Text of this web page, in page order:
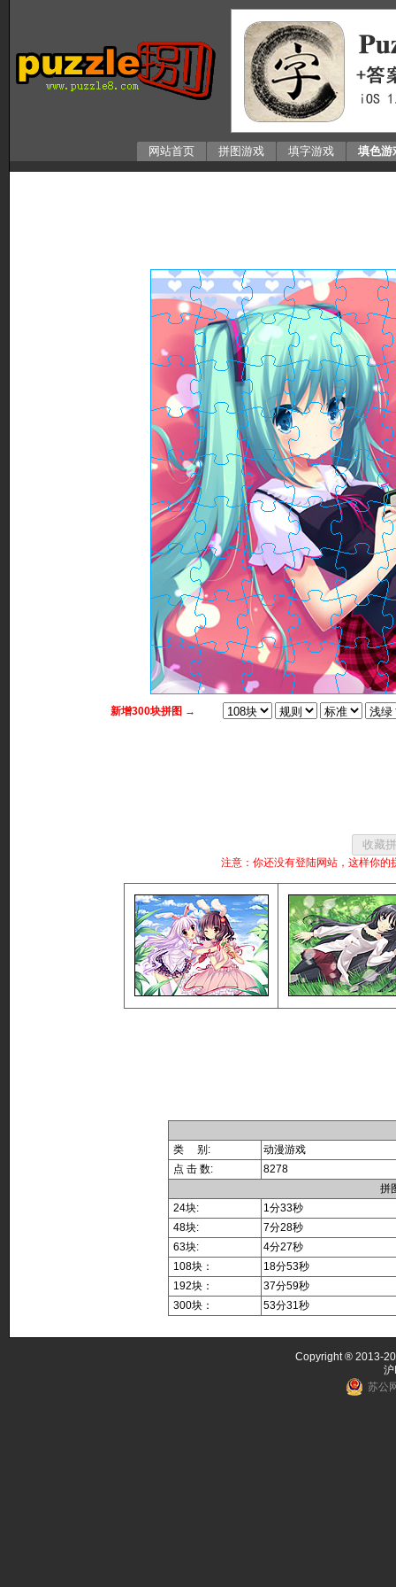
网站首页 拼图游戏 填字游戏 填色游
新增300块拼图 →
注意：你还没有登陆网站，这样你
类 别:
动漫游戏
点 击 数:
8278
拼
24块:
1分33秒
48块:
7分28秒
63块:
4分27秒
108块：
18分53秒
192块：
37分59秒
300块：
53分31秒
Copyright ® 2013-
苏公